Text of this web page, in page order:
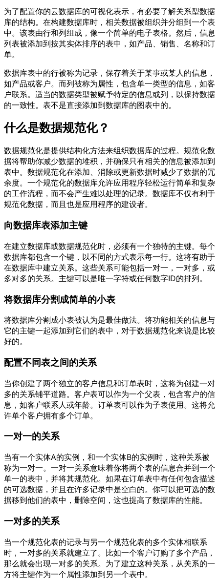
为了配置你的云数据库的可视化表示，有必要了解关系型数据
库的结构。在构建数据库时，相关数据被组织并分组到一个表
中。该表由行和列组成，像一个简单的电子表格。然后，信息
列表被添加到按其实体排序的表中，如产品、销售、名称和订
单。
数据库表中的行被称为记录，保存着关于某事或某人的信息，
如产品或客户。而列被称为属性，包含单一类型的信息，如客
户联系。适当的数据类型被赋予特定的信息或列，以保持数据
的一致性。表不是直接添加到数据库的图表中的。
什么是数据规范化？
数据规范化是提供结构化方法来组织数据库的过程。规范化数
据将帮助你减少数据的堆积，并确保只有相关的信息被添加到
表中。数据规范化在添加、消除或更新数据时减少了数据的冗
余度。一个规范化的数据库允许应用程序轻松运行简单和复杂
的工作流程，而不会产生难以处理的记录。数据库不仅有利于
规范化数据，而且也是应用程序的建设者。
向数据库表添加主键
在建立数据库或数据规范化时，必须有一个独特的主键。每个
数据库都包含一个键，以不同的方式表示每一行。这将有助于
在数据库中建立关系。这些关系可能包括一对一，一对多，或
多对多的关系。主键可以是唯一字符或任何数字ID的排列。
将数据库分割成简单的小表
将数据库分割成小表被认为是最佳做法。将功能相关的信息与
它的主键一起添加到它们的表中，对于数据规范化来说是比较
好的。
配置不同表之间的关系
当你创建了两个独立的客户信息和订单表时，这将为创建一对
多的关系铺平道路。客户表可以作为一个父表，包含客户的信
息，如客户联系人或年龄。订单表可以作为子表使用。这将允
许单个客户拥有多个订单。
一对一的关系
当有一个实体A的实例，和一个实体B的实例时，这种关系被
称为一对一。一对一关系意味着你将两个表的信息合并到一个
单一的表中，并将其规范化。如果在订单表中有任何包含描述
的可选数据，并且在许多记录中是空白的。你可以把可选的数
据移到他们的表中，删除空间，这也提高了数据库的性能。
一对多的关系
当一个规范化表的记录与另一个规范化表的多个实体相联系
时，一对多的关系就建立了。比如一个客户订购了多个产品，
那么就会出现一对多的关系。为了建立这种关系，从关系的一
方将主键作为一个属性添加到另一个表中。